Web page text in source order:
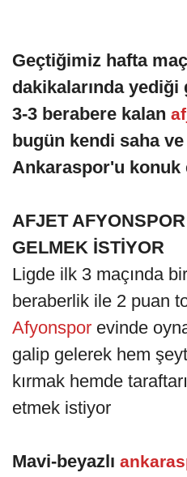
Geçtiğimiz hafta
dakikalarında
3-3 berabere kalan
bugün kendi saha
Ankaraspor'u konuk
AFJET
GELMEK İSTİYOR
Ligde ilk 3 maçında
beraberlik ile 2 puan
Afyonspor evinde
galip gelerek hem
kırmak hemde
etmek istiyor
Mavi-beyazlı